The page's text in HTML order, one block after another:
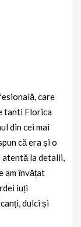
care
tanti Florica
din cei mai
că era și o
la detalii,
am învățat
iuți
dulci și